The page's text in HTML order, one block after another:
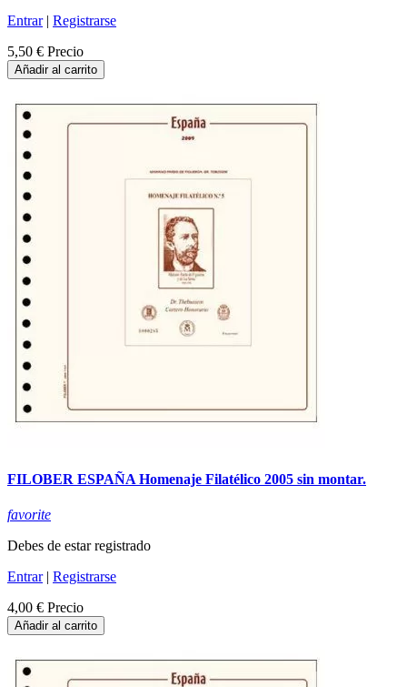
Entrar| Registrarse
5,50 € Precio
Añadir al carrito
FILOBER ESPAÑA Homenaje Filatélico 2005 sin montar.
favorite
Debes de estar registrado
Entrar| Registrarse
4,00 € Precio
Añadir al carrito